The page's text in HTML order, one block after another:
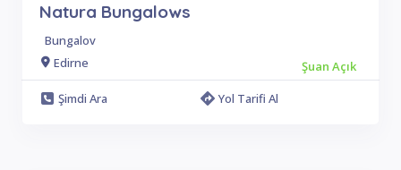
Natura Bungalows
Bungalov
Edirne
Şuan Açık
Şimdi Ara
Yol Tarifi Al